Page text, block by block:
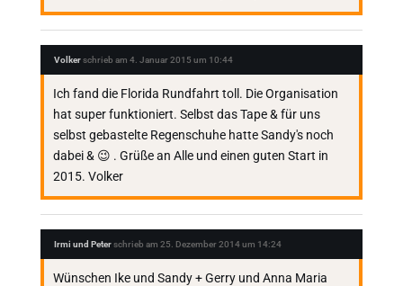
Volkerschrieb am 4. Januar 2015 um 10:44
Ich fand die Florida Rundfahrt toll. Die Organisation
hat super funktioniert. Selbst das Tape & für uns
selbst gebastelte Regenschuhe hatte Sandy's noch
dabei & 😉 . Grüße an Alle und einen guten Start in
2015. Volker
Irmi und Peterschrieb am 25. Dezember 2014 um 14:24
Wünschen Ike und Sandy + Gerry und Anna Maria